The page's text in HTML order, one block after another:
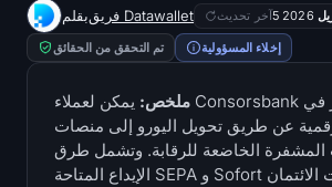
Bitcoin ETFs
Ethereum ETFs
صناديق Solana ETFs
بقلم فريق Datawallet آخر تحديث 2026
تم التحقق من الحقائق إخلاء المسؤولية
ملخص: يمكن لعملاء Consorsbank الاستثمار في
عن طريق تحويل اليورو إلى منصات
المشفرة الخاضعة للرقابة. وتشمل طرق